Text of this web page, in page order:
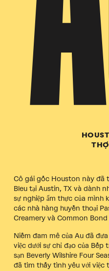
THỢ
Cô gái gốc Houston này đã
Bleu tại Austin, TX và dành
sự nghiệp ẩm thực của mình
các nhà hàng huyền thoại
Creamery và Common
Niềm đam mê của Au đã
việc dưới sự chỉ đạo của Bếp
sạn Beverly Wilshire Four
đã tìm thấy tình yêu với việc